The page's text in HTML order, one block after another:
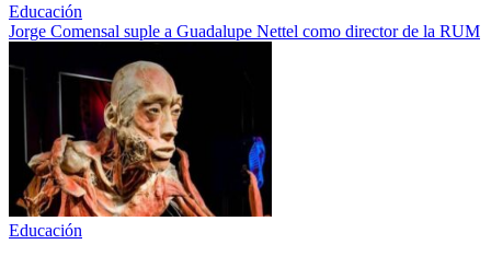
Educación
Jorge Comensal suple a Guadalupe Nettel como director de la RUM
Educación